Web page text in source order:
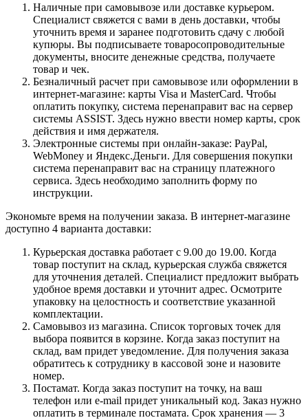
Наличные при самовывозе или доставке курьером.
Специалист свяжется с вами в день доставки, чтобы
уточнить время и заранее подготовить сдачу с любой
купюры. Вы подписываете товаросопроводительные
документы, вносите денежные средства, получаете
товар и чек.
Безналичный расчет при самовывозе или оформлении в
интернет-магазине: карты Visa и MasterCard. Чтобы
оплатить покупку, система перенаправит вас на сервер
системы ASSIST. Здесь нужно ввести номер карты, срок
действия и имя держателя.
Электронные системы при онлайн-заказе: PayPal,
WebMoney и Яндекс.Деньги. Для совершения покупки
система перенаправит вас на страницу платежного
сервиса. Здесь необходимо заполнить форму по
инструкции.
Экономьте время на получении заказа. В интернет-магазине
доступно 4 варианта доставки:
Курьерская доставка работает с 9.00 до 19.00. Когда
товар поступит на склад, курьерская служба свяжется
для уточнения деталей. Специалист предложит выбрать
удобное время доставки и уточнит адрес. Осмотрите
упаковку на целостность и соответствие указанной
комплектации.
Самовывоз из магазина. Список торговых точек для
выбора появится в корзине. Когда заказ поступит на
склад, вам придет уведомление. Для получения заказа
обратитесь к сотруднику в кассовой зоне и назовите
номер.
Постамат. Когда заказ поступит на точку, на ваш
телефон или e-mail придет уникальный код. Заказ нужно
оплатить в терминале постамата. Срок хранения — 3